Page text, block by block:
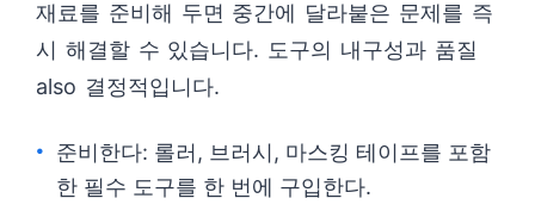
재료를 준비해 두면 중간에 달라붙은 문제를 즉
시 해결할 수 있습니다. 도구의 내구성과 품질
also 결정적입니다.
준비한다: 롤러, 브러시, 마스킹 테이프를 포함
한 필수 도구를 한 번에 구입한다.